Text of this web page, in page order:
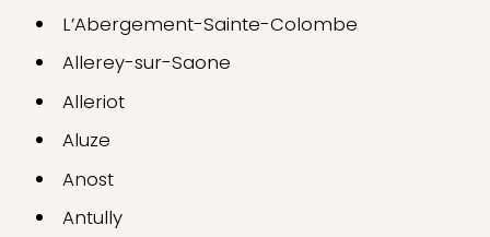
L’Abergement-Sainte-Colombe
Allerey-sur-Saone
Alleriot
Aluze
Anost
Antully